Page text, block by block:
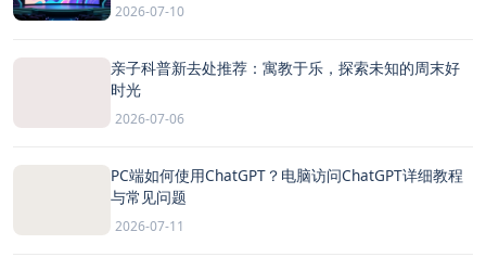
2026-07-10
亲子科普新去处推荐：寓教于乐，探索未知的周末好
时光
2026-07-06
PC端如何使用ChatGPT？电脑访问ChatGPT详细教程
与常见问题
2026-07-11